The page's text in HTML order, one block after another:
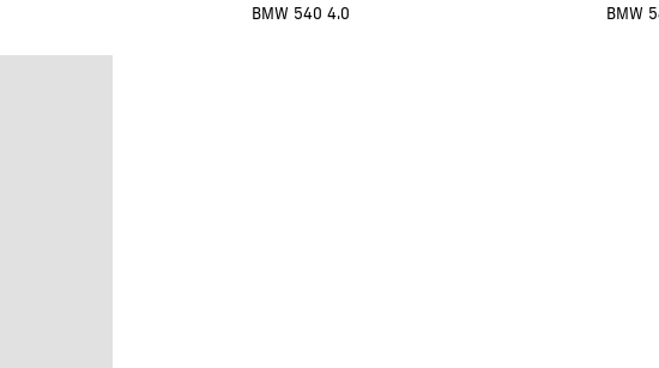
BMW 540 4.0 BMW